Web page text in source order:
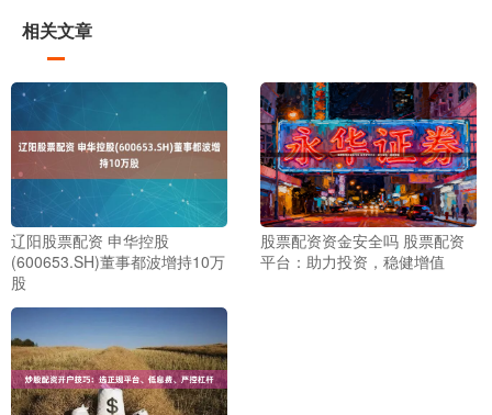
相关文章
辽阳股票配资 申华控股
(600653.SH)董事都波增持10万
股
股票配资资金安全吗 股票配资
平台：助力投资，稳健增值